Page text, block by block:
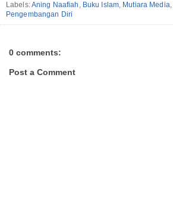
Labels:Aning Naafiah , Buku Islam, Mutiara Media,
Pengembangan Diri
0 comments:
Post a Comment